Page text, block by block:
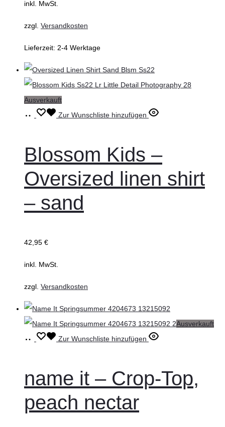
der
werden
inkl. MwSt.
zzgl. Versandkosten
Lieferzeit: 2-4 Werktage
Ausverkauft
Ausführung
Dieses
mehrere
Varianten
auf.
Die
der
werden
Zur Wunschliste hinzufügen
Blossom Kids –
Oversized linen shirt
– sand
42,95 €
inkl. MwSt.
zzgl. Versandkosten
Ausverkauft
Ausführung
Dieses
mehrere
Varianten
auf.
Zur Wunschliste hinzufügen
name it – Crop-Top,
peach nectar